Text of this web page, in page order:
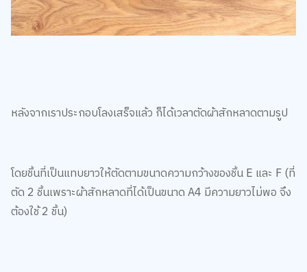
หลังจากเราประกอบโลงเสร็จแล้ว ก็ได้เวลาตัดผ้าสักหลาดตามรูป
โดยชิ้นที่เป็นแทบยาวให้ตัดตามขนาดความกว้างของชิ้น E และ F (ที่
ตัด 2 ชิ้นเพราะผ้าสักหลาดที่ได้เป็นขนาด A4 มีความยาวไม่พอ จึง
ต้องใช้ 2 ชิ้น)